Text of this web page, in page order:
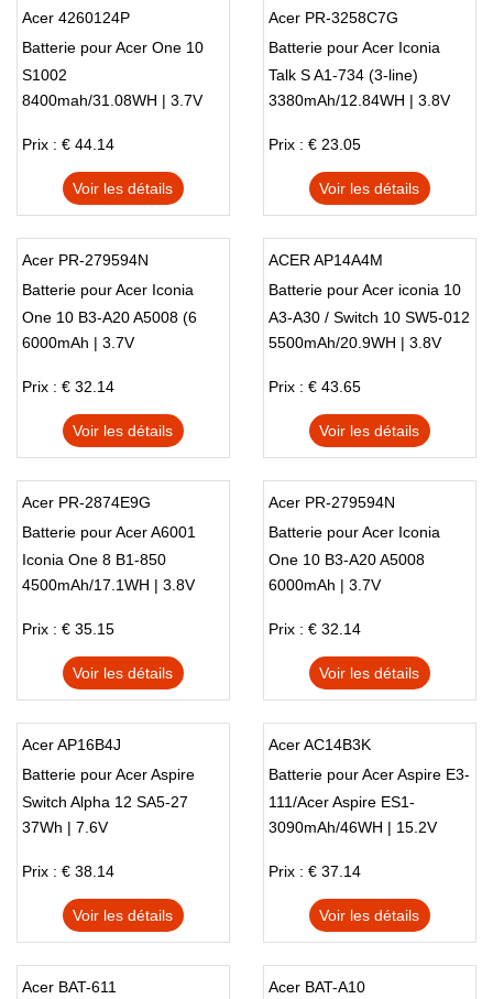
Acer 4260124P
Batterie pour Acer One 10
S1002
8400mah/31.08WH | 3.7V
Prix : € 44.14
Voir les détails
Acer PR-3258C7G
Batterie pour Acer Iconia
Talk S A1-734 (3-line)
3380mAh/12.84WH | 3.8V
Prix : € 23.05
Voir les détails
Acer PR-279594N
Batterie pour Acer Iconia
One 10 B3-A20 A5008 (6
pins)
6000mAh | 3.7V
Prix : € 32.14
Voir les détails
ACER AP14A4M
Batterie pour Acer iconia 10
A3-A30 / Switch 10 SW5-012
5500mAh/20.9WH | 3.8V
Prix : € 43.65
Voir les détails
Acer PR-2874E9G
Batterie pour Acer A6001
Iconia One 8 B1-850
4500mAh/17.1WH | 3.8V
Prix : € 35.15
Voir les détails
Acer PR-279594N
Batterie pour Acer Iconia
One 10 B3-A20 A5008
6000mAh | 3.7V
Prix : € 32.14
Voir les détails
Acer AP16B4J
Batterie pour Acer Aspire
Switch Alpha 12 SA5-27
Series
37Wh | 7.6V
Prix : € 38.14
Voir les détails
Acer AC14B3K
Batterie pour Acer Aspire E3-
111/Acer Aspire ES1-
511/Acer Aspire ES1-
3090mAh/46WH | 15.2V
Prix : € 37.14
Voir les détails
Acer BAT-611 Acer BAT-A10